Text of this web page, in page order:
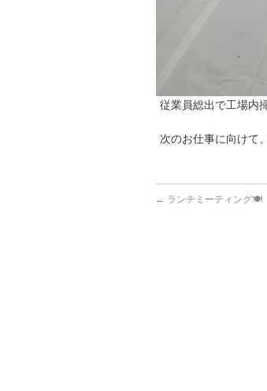
従業員総出で工場内
次のお仕事に向けて
← ランチミーティング🍽